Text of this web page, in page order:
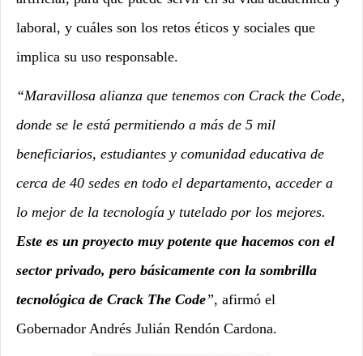
laboral, y cuáles son los retos éticos y sociales que
implica su uso responsable.
“Maravillosa alianza que tenemos con Crack the Code,
donde se le está permitiendo a más de 5 mil
beneficiarios, estudiantes y comunidad educativa de
cerca de 40 sedes en todo el departamento, acceder a
lo mejor de la tecnología y tutelado por los mejores.
Este es un proyecto muy potente que hacemos con el
sector privado, pero básicamente con la sombrilla
tecnológica de Crack The Code”, afirmó el
Gobernador Andrés Julián Rendón Cardona.